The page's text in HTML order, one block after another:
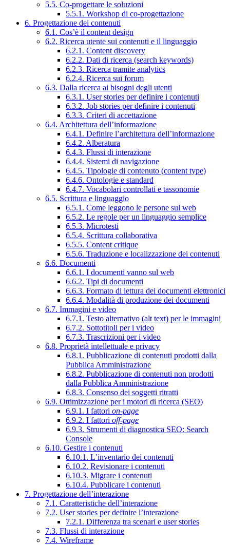
5.5. Co-progettare le soluzioni
5.5.1. Workshop di co-progettazione
6. Progettazione dei contenuti
6.1. Cos’è il content design
6.2. Ricerca utente sui contenuti e il linguaggio
6.2.1. Content discovery
6.2.2. Dati di ricerca (search keywords)
6.2.3. Ricerca tramite analytics
6.2.4. Ricerca sui forum
6.3. Dalla ricerca ai bisogni degli utenti
6.3.1. User stories per definire i contenuti
6.3.2. Job stories per definire i contenuti
6.3.3. Criteri di accettazione
6.4. Architettura dell’informazione
6.4.1. Definire l’architettura dell’informazione
6.4.2. Alberatura
6.4.3. Flussi di interazione
6.4.4. Sistemi di navigazione
6.4.5. Tipologie di contenuto (content type)
6.4.6. Ontologie e standard
6.4.7. Vocabolari controllati e tassonomie
6.5. Scrittura e linguaggio
6.5.1. Come leggono le persone sul web
6.5.2. Le regole per un linguaggio semplice
6.5.3. Microtesti
6.5.4. Scrittura collaborativa
6.5.5. Content critique
6.5.6. Traduzione e localizzazione dei contenuti
6.6. Documenti
6.6.1. I documenti vanno sul web
6.6.2. Tipi di documenti
6.6.3. Formato di lettura dei documenti elettronici
6.6.4. Modalità di produzione dei documenti
6.7. Immagini e video
6.7.1. Testo alternativo (alt text) per le immagini
6.7.2. Sottotitoli per i video
6.7.3. Trascrizioni per i video
6.8. Proprietà intellettuale e privacy
6.8.1. Pubblicazione di contenuti prodotti dalla
Pubblica Amministrazione
6.8.2. Pubblicazione di contenuti non prodotti
dalla Pubblica Amministrazione
6.8.3. Consenso dei soggetti ritratti
6.9. Ottimizzazione per i motori di ricerca (SEO)
6.9.1. I fattori on-page
6.9.2. I fattori off-page
6.9.3. Strumenti di diagnostica SEO: Search
Console
6.10. Gestire i contenuti
6.10.1. L’inventario dei contenuti
6.10.2. Revisionare i contenuti
6.10.3. Migrare i contenuti
6.10.4. Pubblicare i contenuti
7. Progettazione dell’interazione
7.1. Caratteristiche dell’interazione
7.2. User stories per definire l’interazione
7.2.1. Differenza tra scenari e user stories
7.3. Flussi di interazione
7.4. Wireframe